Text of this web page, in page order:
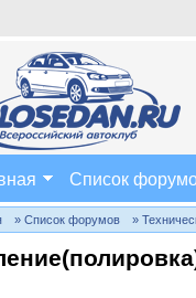
Список
» Список форумов »